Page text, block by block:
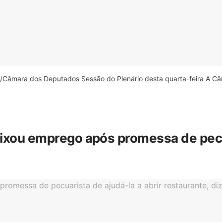
dos Deputados Sessão do Plenário desta quarta-feira A
emprego após promessa de